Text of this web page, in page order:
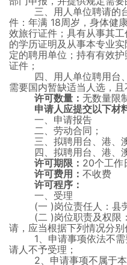
三、用人单位聘请的
件：年满 18周岁，身体健
效旅行证件；具有从事其
的学历证明及从事本专业
定的聘用单位；持有有效
证件；
四、用人单位聘用台
需要国内暂缺适当人选，且
许可数量： 无数量限
申请人应提交以下材
一、申请报告
二、劳动合同；
三、拟聘用台、港、
四、拟聘用台、港、
许可期限： 20个工作
许可费用： 不收费
许可程序：
一、受理
(一 )岗位责任人：县
(二 )岗位职责及权限
请，应当根据下列情况分别
1、申请事项依法不
请人不予受理；
2、申请事项不属于